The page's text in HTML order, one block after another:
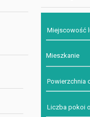
Mieszkanie